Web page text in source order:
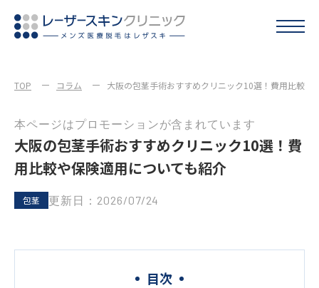
TOP コラム 大阪の包茎手術おすすめクリニック10選！費用比較や
本ページはプロモーションが含まれています
大阪の包茎手術おすすめクリニック10選！費
用比較や保険適用についても紹介
包茎 更新日：2026/07/24
目次